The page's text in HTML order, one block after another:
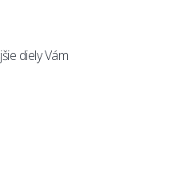
diely Vám